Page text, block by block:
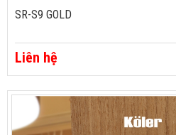
SR-S9 GOLD
Liên hệ